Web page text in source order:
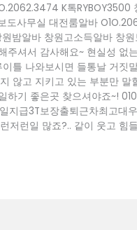
K톡RYBOY3500
도사무실 대전룸알바
원밤알바 창원고소득알바 창
주셔서 감사해요~ 현실성 없
틀 나와보시면 들통날 거짓
않고 지키고 있는 부분만 말
하기 좋은곳 찾으셔야죠~!
급3T보장출퇴근차최고대우
저런일 많죠?.. 같이 웃고 힘